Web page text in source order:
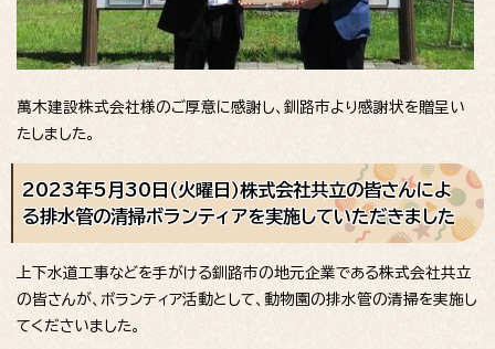
萬木建設株式会社様のご厚意に感謝し、釧路市より感謝状を贈呈い
たしました。
2023年5月30日（火曜日）株式会社共立の皆さんによ
る排水管の清掃ボランティアを実施していただきました
上下水道工事などを手がける釧路市の地元企業である株式会社共立
の皆さんが、ボランティア活動として、動物園の排水管の清掃を実施し
てくださいました。